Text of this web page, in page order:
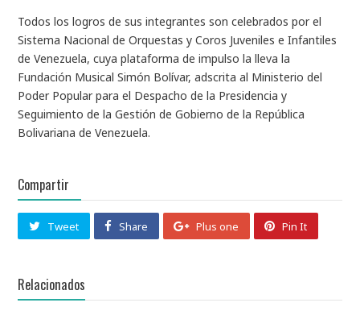
Todos los logros de sus integrantes son celebrados por el
Sistema Nacional de Orquestas y Coros Juveniles e Infantiles
de Venezuela, cuya plataforma de impulso la lleva la
Fundación Musical Simón Bolívar, adscrita al Ministerio del
Poder Popular para el Despacho de la Presidencia y
Seguimiento de la Gestión de Gobierno de la República
Bolivariana de Venezuela.
Compartir
Tweet Share Plus one Pin It
Relacionados